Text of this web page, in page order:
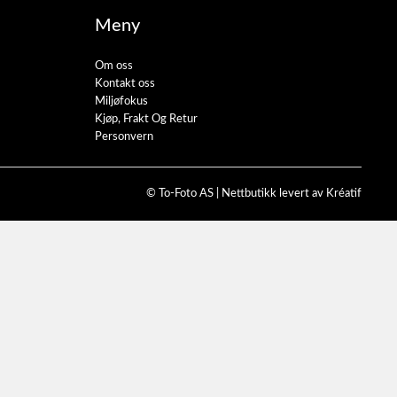
Meny
Om oss
Kontakt oss
Miljøfokus
Kjøp, Frakt Og Retur
Personvern
© To-Foto AS | Nettbutikk levert av Kréatif